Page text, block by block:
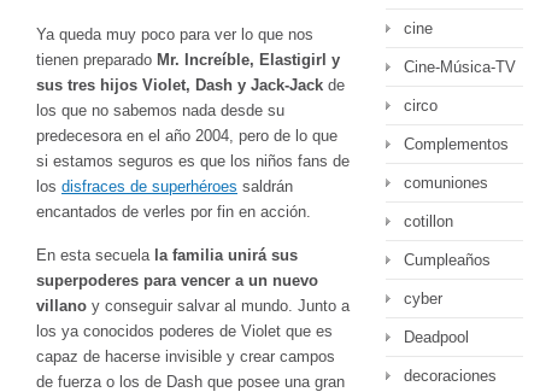
Ya queda muy poco para ver lo que nos
tienen preparado Mr. Increíble, Elastigirl y
sus tres hijos Violet, Dash y Jack-Jack de
los que no sabemos nada desde su
predecesora en el año 2004, pero de lo que
si estamos seguros es que los niños fans de
los disfraces de superhéroes saldrán
encantados de verles por fin en acción.
En esta secuela la familia unirá sus
superpoderes para vencer a un nuevo
villano y conseguir salvar al mundo. Junto a
los ya conocidos poderes de Violet que es
capaz de hacerse invisible y crear campos
de fuerza o los de Dash que posee una gran
cine
Cine-Música-TV
circo
Complementos
comuniones
cotillon
Cumpleaños
cyber
Deadpool
decoraciones